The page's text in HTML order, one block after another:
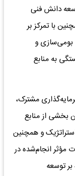
دانش فنی
با تمرکز بر
بومی‌سازی و
به منابع
مشترک،
بخشی از منابع
و همچنین
مؤثر انجام‌شده در
توسعه